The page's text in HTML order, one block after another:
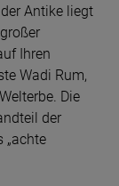
der Antike liegt
Ihren
Wadi Rum,
Die
der
„achte